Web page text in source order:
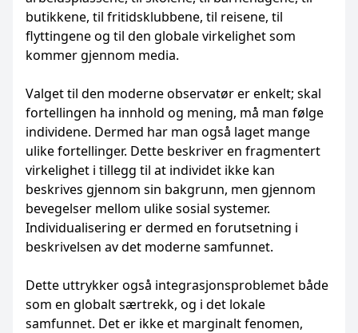
butikkene, til fritidsklubbene, til reisene, til
flyttingene og til den globale virkelighet som
kommer gjennom media.
Valget til den moderne observatør er enkelt; skal
fortellingen ha innhold og mening, må man følge
individene. Dermed har man også laget mange
ulike fortellinger. Dette beskriver en fragmentert
virkelighet i tillegg til at individet ikke kan
beskrives gjennom sin bakgrunn, men gjennom
bevegelser mellom ulike sosial systemer.
Individualisering er dermed en forutsetning i
beskrivelsen av det moderne samfunnet.
Dette uttrykker også integrasjonsproblemet både
som en globalt særtrekk, og i det lokale
samfunnet. Det er ikke et marginalt fenomen,